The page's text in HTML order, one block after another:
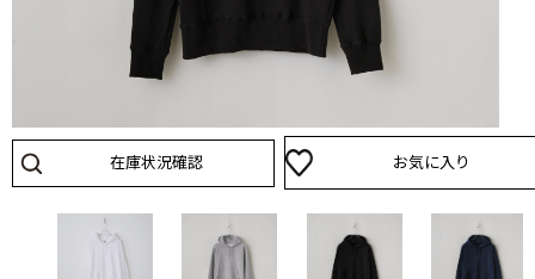
在庫状況確認 お気に入り